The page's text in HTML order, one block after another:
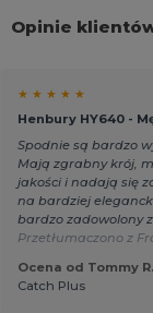
Opinie
★ ★ ★ ★ ★
Henbury HY640 -
Spodnie są bardzo
Mają zgrabny krój,
jakości i nadają się
na bardziej
bardzo zadowolony
Przetłumaczono z
Ocena od Tommy R.
Catch Plus